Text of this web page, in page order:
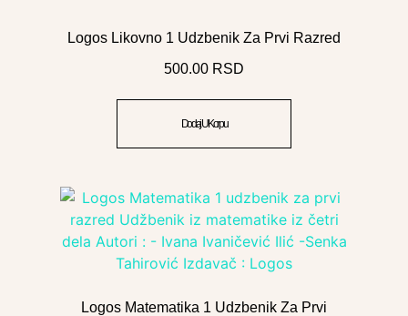
Logos Likovno 1 Udzbenik Za Prvi Razred
500.00 RSD
Dodaj U Korpu
Logos Matematika 1 Udzbenik Za Prvi